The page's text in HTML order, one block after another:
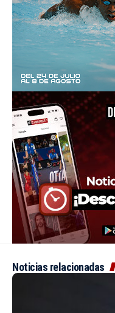
Noticias relacionadas